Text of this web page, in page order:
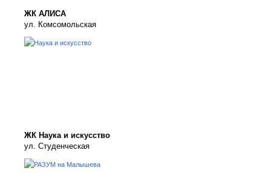
ЖК АЛИСА
ул. Комсомольская
ЖК Наука и искусство
ул. Студенческая